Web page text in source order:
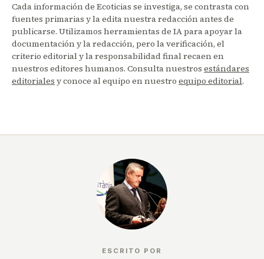
Cada información de Ecoticias se investiga, se contrasta con
fuentes primarias y la edita nuestra redacción antes de
publicarse. Utilizamos herramientas de IA para apoyar la
documentación y la redacción, pero la verificación, el
criterio editorial y la responsabilidad final recaen en
nuestros editores humanos. Consulta nuestros estándares
editoriales y conoce al equipo en nuestro equipo editorial.
ESCRITO POR